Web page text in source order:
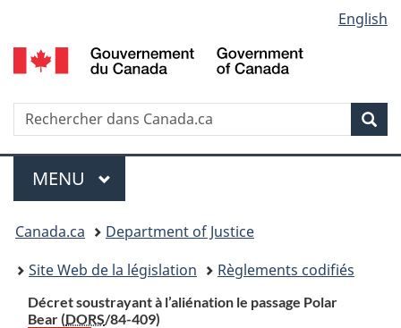
au
contenu
propos
de
la
HTML
simplifiée
selection
English
Recherche
Menu
MENU PRINCIPAL
You
are
here:
Canada.ca
Department of Justice
Site Web de la législation
Règlements codifiés
Décret soustrayant à l’aliénation le passage Polar
Bear (DORS/84-409)